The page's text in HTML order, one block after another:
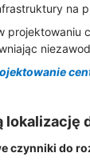
na
projektowaniu
lokalizację
czynniki do